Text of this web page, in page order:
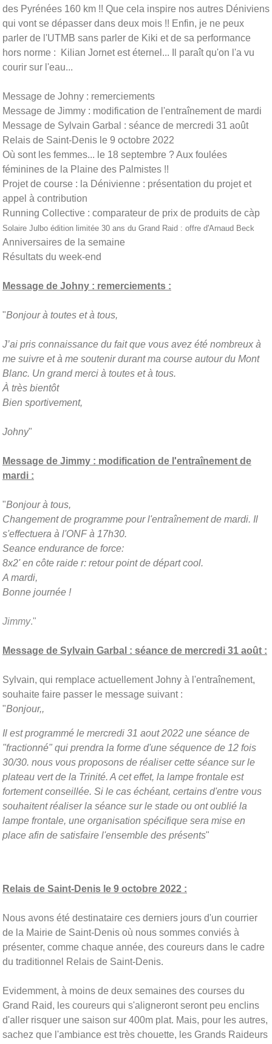
des Pyrénées 160 km !! Que cela inspire nos autres Déniviens
qui vont se dépasser dans deux mois !! Enfin, je ne peux
parler de l'UTMB sans parler de Kiki et de sa performance
hors norme : Kilian Jornet est éternel... Il paraît qu'on l'a vu
courir sur l'eau...
Message de Johny : remerciements
Message de Jimmy : modification de l'entraînement de mardi
Message de Sylvain Garbal : séance de mercredi 31 août
Relais de Saint-Denis le 9 octobre 2022
Où sont les femmes... le 18 septembre ? Aux foulées
féminines de la Plaine des Palmistes !!
Projet de course : la Dénivienne : présentation du projet et
appel à contribution
Running Collective : comparateur de prix de produits de càp
Solaire Julbo édition limitée 30 ans du Grand Raid : offre d'Arnaud Beck
Anniversaires de la semaine
Résultats du week-end
Message de Johny : remerciements :
"Bonjour à toutes et à tous,
J’ai pris connaissance du fait que vous avez été nombreux à
me suivre et à me soutenir durant ma course autour du Mont
Blanc. Un grand merci à toutes et à tous.
À très bientôt
Bien sportivement,
Johny"
Message de Jimmy : modification de l'entraînement de
mardi :
"Bonjour à tous,
Changement de programme pour l'entraînement de mardi. Il
s'effectuera à l'ONF à 17h30.
Seance endurance de force:
8x2' en côte raide r: retour point de départ cool.
A mardi,
Bonne journée !
Jimmy."
Message de Sylvain Garbal : séance de mercredi 31 août :
Sylvain, qui remplace actuellement Johny à l'entraînement,
souhaite faire passer le message suivant :
"Bonjour,,
Il est programmé le mercredi 31 aout 2022 une séance de
"fractionné" qui prendra la forme d'une séquence de 12 fois
30/30. nous vous proposons de réaliser cette séance sur le
plateau vert de la Trinité. A cet effet, la lampe frontale est
fortement conseillée. Si le cas échéant, certains d'entre vous
souhaitent réaliser la séance sur le stade ou ont oublié la
lampe frontale, une organisation spécifique sera mise en
place afin de satisfaire l'ensemble des présents"
Relais de Saint-Denis le 9 octobre 2022 :
Nous avons été destinataire ces derniers jours d'un courrier
de la Mairie de Saint-Denis où nous sommes conviés à
présenter, comme chaque année, des coureurs dans le cadre
du traditionnel Relais de Saint-Denis.
Evidemment, à moins de deux semaines des courses du
Grand Raid, les coureurs qui s'aligneront seront peu enclins
d'aller risquer une saison sur 400m plat. Mais, pour les autres,
sachez que l'ambiance est très chouette, les Grands Raideurs